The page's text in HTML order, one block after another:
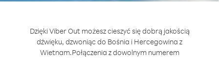
Dzięki Viber Out możesz cieszyć się dobrą jakością
dźwięku, dzwoniąc do Bośnia i Hercegowina z
Wietnam.Połączenia z dowolnym numerem